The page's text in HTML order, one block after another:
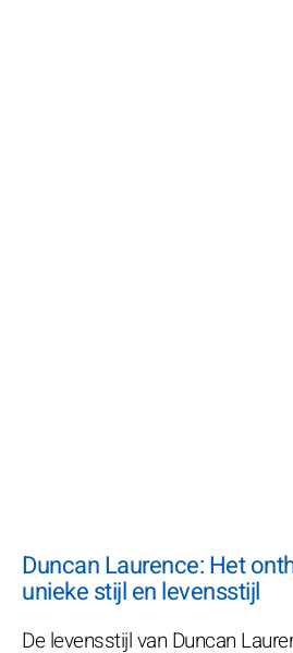
Duncan Laurence: Het
unieke stijl en levensstijl
De levensstijl van Duncan